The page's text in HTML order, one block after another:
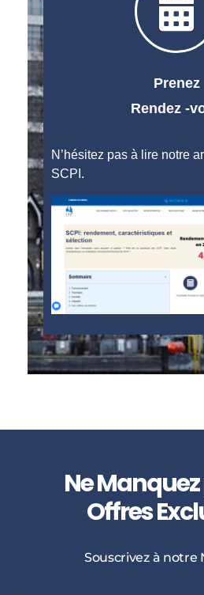
Prenez
Rendez -
N’hésitez pas à lire notre
SCPI.
Ne
Offres
Souscrivez à notre